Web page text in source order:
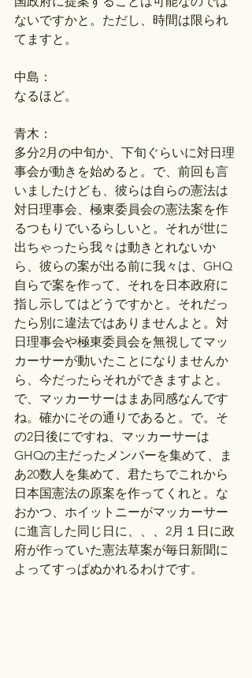
ないですかと。ただし、時間は限られ
てますと。
中島：
なるほど。
青木：
多分2月の中旬か、下旬ぐらいに対日理
事会が動きを始めると。で、前回も言
いましたけども、彼らは自らの憲法は
対日理事会、極東委員会の憲法案を作
るつもりでいるらしいと。それが世に
出ちゃったら我々は動きとれないか
ら、彼らの案が出る前に我々は、GHQ
自らで案を作って、それを日本政府に
指し示してはどうですかと。それだっ
たら別に違法ではありませんよと。対
日理事会や極東委員会を無視してマッ
カーサーが動いたことになりませんか
ら、今だったらそれができますよと。
で、マッカーサーはまあ同感なんです
ね。確かにその通りであると。で。そ
の2日後にですね、マッカーサーは
GHQの主だったメンバーを集めて、ま
あ20数人を集めて、君たちでこれから
日本国憲法の原案を作ってくれと。な
おかつ、ホイットニーがマッカーサー
に進言した同じ日に、、、2月１日に政
府が作っていた憲法草案が毎日新聞に
よってすっぱぬかれるわけです。